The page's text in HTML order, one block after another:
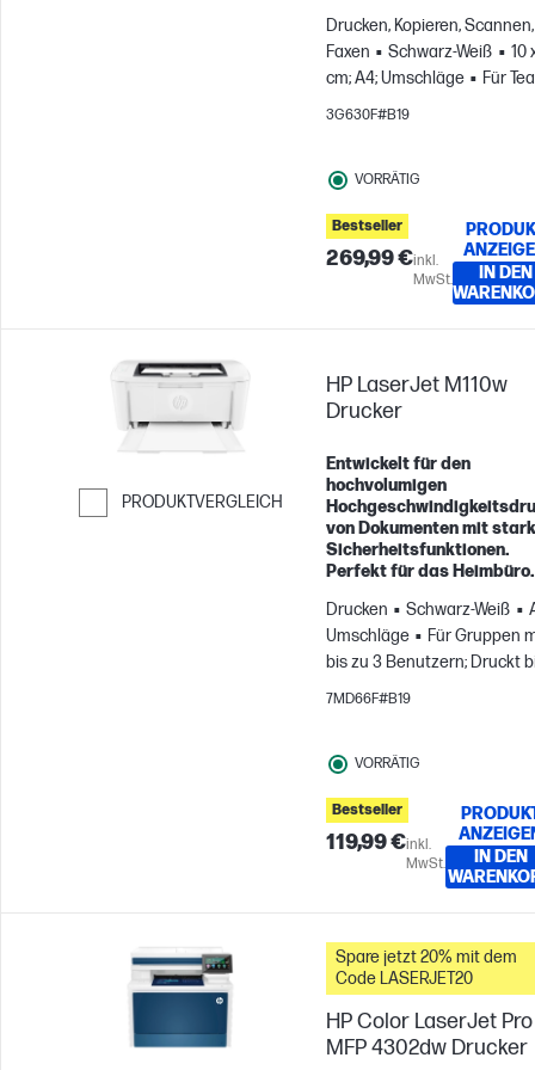
Drucken, Kopieren, Scannen,
Faxen
Schwarz-Weiß
10
cm; A4; Umschläge
Für
mit bis zu 7 Benutzer:innen
3G630F#B19
VORRÄTIG
Bestseller
269,99 €inkl.
MwSt.
IN DEN
PRODUKTVERGLEICH
Weiter zum Vergleichen
HP LaserJet M110w
Drucker
Entwickelt für den
hochvolumigen
von Dokumenten mit
Sicherheitsfunktionen.
Perfekt für das Heimbüro.
Drucken
Schwarz-Weiß
Umschläge
Für Gruppen
bis zu 3 Benutzern; Druckt
zu 1.000 Seiten pro Monat
7MD66F#B19
VORRÄTIG
Bestseller
119,99 €inkl.
MwSt.
IN DEN
Spare jetzt 20% mit dem
Code LASERJET20
HP Color LaserJet Pro
MFP 4302dw Drucker